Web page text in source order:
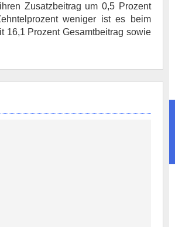
Zusatzbeitrag um 0,5 Prozent
weniger ist es beim
16,1 Prozent Gesamtbeitrag sowie